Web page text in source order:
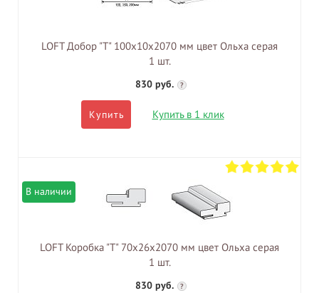
LOFT Добор "Т" 100х10х2070 мм цвет Ольха серая
1 шт.
830 руб. ?
Купить Купить в 1 клик
В наличии
LOFT Коробка "Т" 70х26х2070 мм цвет Ольха серая
1 шт.
830 руб. ?